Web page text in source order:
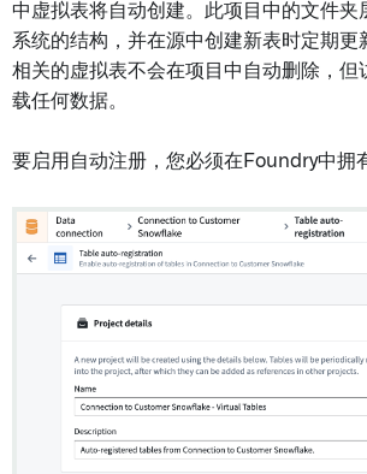
中虚拟表将自动创建。此项目中的文件夹
系统的结构，并在源中创建新表时定期更
相关的虚拟表不会在项目中自动删除，但
载任何数据。
要启用自动注册，您必须在Foundry中拥